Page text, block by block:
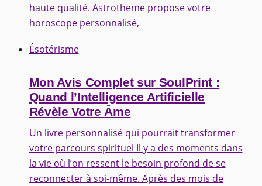
haute qualité. Astrotheme propose votre
horoscope personnalisé,
Ésotérisme
Mon Avis Complet sur SoulPrint :
Quand l’Intelligence Artificielle
Révèle Votre Âme
Un livre personnalisé qui pourrait transformer
votre parcours spirituel Il y a des moments dans
la vie où l’on ressent le besoin profond de se
reconnecter à soi-même. Après des mois de